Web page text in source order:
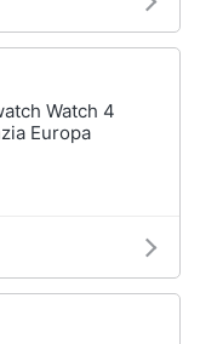
Watch 4
Europa